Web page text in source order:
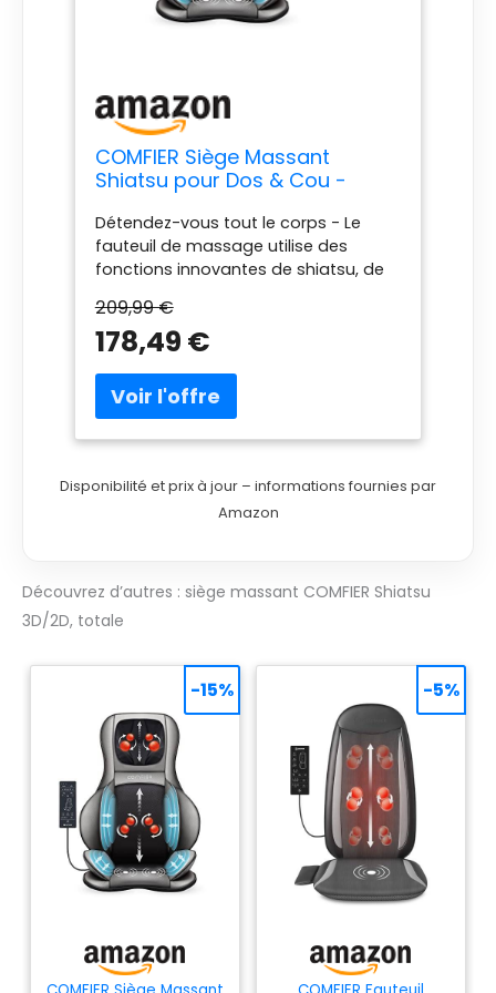
COMFIER Siège Massant
Shiatsu pour Dos & Cou -
Pétrir 2D/3D avec Chaleur et
Compresse réglable, Fauteuil
Massant pour
hanche/nuque/dos, Masseur
Complet du Corps
Détendez-vous tout le corps - Le
fauteuil de massage utilise des
fonctions innovantes de shiatsu, de
vibration et de chaleur à pression des
doigts 2D / 3D pour vous fournir un
massage confortable pour apaiser
les muscles et soulager les tensions
comme un massage au spa.
avec chaleur, il dispose de 4 nœuds
de rotation pour fournir des
massages de pétrissage profond
technologie innovante, les nœuds de
massage se déplacent vers l'intérieur
shiatsu par pression des doigts en 2D
ou 3D avec un double confort pour
votre dos. Roulement réglable et
Massage ponctuel - Le siege
massant propose un massage par
roulement doux le long de la colonne
vertébrale du dos qui combat la
tension musculaire sur tout le dos, et
la largeur entre deux têtes de
massage peut être ajustée pour
s'adapter au corps. La fonction de
concentrer le massage sur une zone
pour une relaxation précise. Vous
209,99 €
178,49 €
Disponibilité et prix à jour – informations fournies par
Amazon
Découvrez d’autres : siège massant COMFIER Shiatsu
3D/2D, totale
-15% -5%